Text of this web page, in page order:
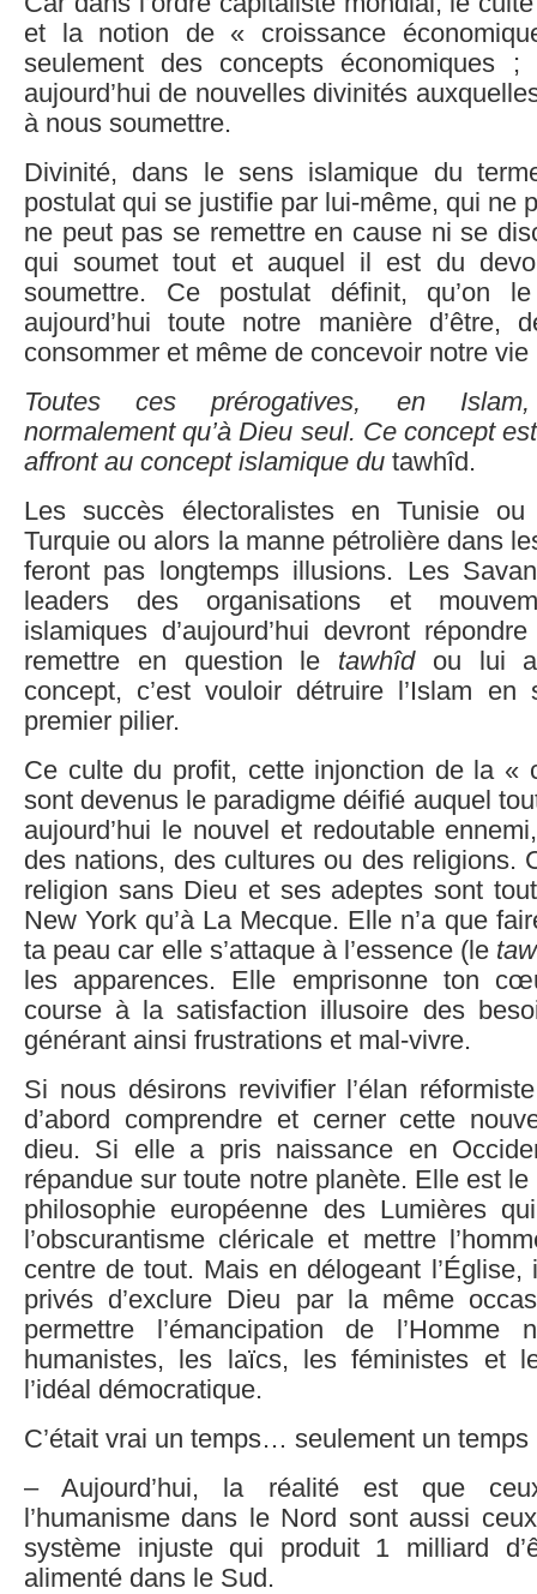
et la notion de « croissance
seulement des concepts économiques
aujourd’hui de nouvelles divinités
à nous soumettre.
Divinité, dans le sens islamique du
postulat qui se justifie par lui-même, qui ne
ne peut pas se remettre en cause ni se
qui soumet tout et auquel il est du
soumettre. Ce postulat définit, qu’on
aujourd’hui toute notre manière d’être,
consommer et même de concevoir notre vie
Toutes ces prérogatives, en Islam,
normalement qu’à Dieu seul. Ce concept
affront au concept islamique du tawhîd.
Les succès électoralistes en Tunisie ou
Turquie ou alors la manne pétrolière dans
feront pas longtemps illusions. Les
leaders des organisations et
islamiques d’aujourd’hui devront
remettre en question le tawhîdou lui
concept, c’est vouloir détruire l’Islam en
premier pilier.
Ce culte du profit, cette injonction de la «
sont devenus le paradigme déifié auquel
aujourd’hui le nouvel et redoutable
des nations, des cultures ou des religions.
religion sans Dieu et ses adeptes sont
New York qu’à La Mecque. Elle n’a que
ta peau car elle s’attaque à l’essence (le
les apparences. Elle emprisonne ton
course à la satisfaction illusoire des
générant ainsi frustrations et mal-vivre.
Si nous désirons revivifier l’élan
d’abord comprendre et cerner cette
dieu. Si elle a pris naissance en
répandue sur toute notre planète. Elle est
philosophie européenne des Lumières
l’obscurantisme cléricale et mettre
centre de tout. Mais en délogeant
privés d’exclure Dieu par la même
permettre l’émancipation de
humanistes, les laïcs, les féministes et
l’idéal démocratique.
C’était vrai un temps… seulement un temps
– Aujourd’hui, la réalité est que
l’humanisme dans le Nord sont aussi
système injuste qui produit 1 milliard
alimenté dans le Sud.